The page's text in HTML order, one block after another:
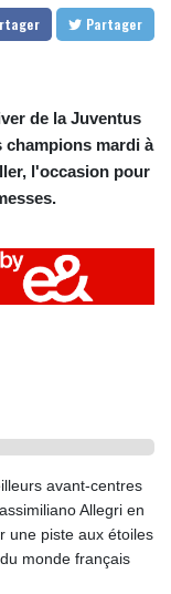
Partager
de la Juventus
champions mardi à
l'occasion pour
avant-centres
Allegri en
une piste aux étoiles
monde français